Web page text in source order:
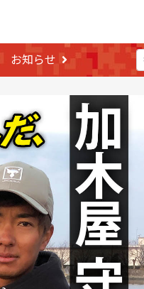
お知らせ